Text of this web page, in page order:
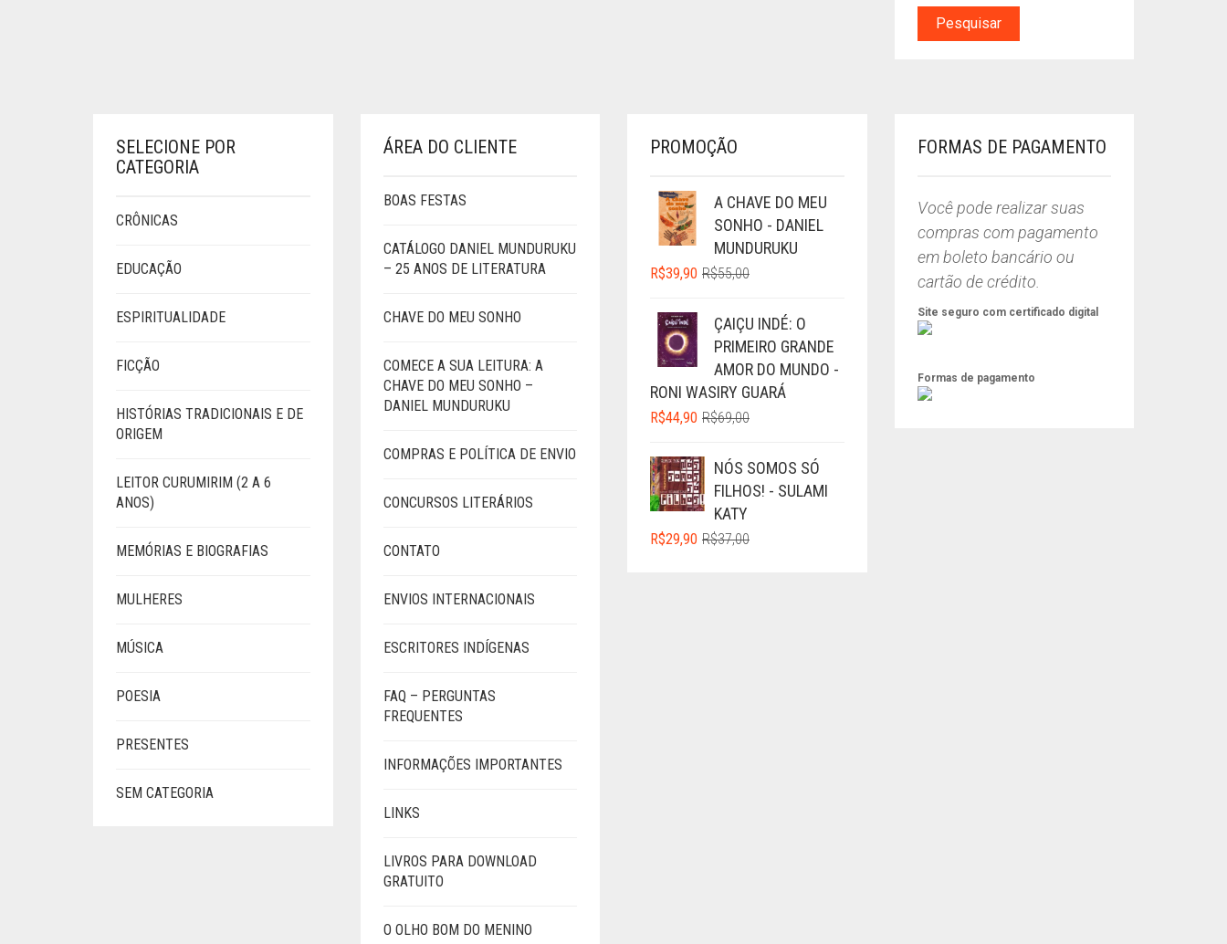
Pesquisar
SELECIONE POR
CATEGORIA
CRÔNICAS
EDUCAÇÃO
ESPIRITUALIDADE
FICÇÃO
HISTÓRIAS TRADICIONAIS E DE
ORIGEM
LEITOR CURUMIRIM (2 A 6
ANOS)
MEMÓRIAS E BIOGRAFIAS
MULHERES
MÚSICA
POESIA
PRESENTES
SEM CATEGORIA
ÁREA DO CLIENTE
BOAS FESTAS
CATÁLOGO DANIEL MUNDURUKU
– 25 ANOS DE LITERATURA
CHAVE DO MEU SONHO
COMECE A SUA LEITURA: A
CHAVE DO MEU SONHO –
DANIEL MUNDURUKU
COMPRAS E POLÍTICA DE ENVIO
CONCURSOS LITERÁRIOS
CONTATO
ENVIOS INTERNACIONAIS
ESCRITORES INDÍGENAS
FAQ – PERGUNTAS
FREQUENTES
INFORMAÇÕES IMPORTANTES
LINKS
LIVROS PARA DOWNLOAD
GRATUITO
O OLHO BOM DO MENINO
PROMOÇÃO
A CHAVE DO MEU
SONHO - DANIEL
MUNDURUKU
R$55,00O
ORIGINAL
ERA:
R$55,00.
R$39,90
O
ATUAL
É:
R$39,90.
ÇAIÇU INDÉ: O
PRIMEIRO GRANDE
AMOR DO MUNDO -
RONI WASIRY GUARÁ
R$69,00O
ERA:
R$69,00.
R$44,90
O
É:
R$44,90.
NÓS SOMOS SÓ
FILHOS! - SULAMI
KATY
R$37,00O
R$29,90
O
FORMAS DE PAGAMENTO
Você pode realizar suas
compras com pagamento
em boleto bancário ou
cartão de crédito.
Site seguro com certificado digital
Formas de pagamento